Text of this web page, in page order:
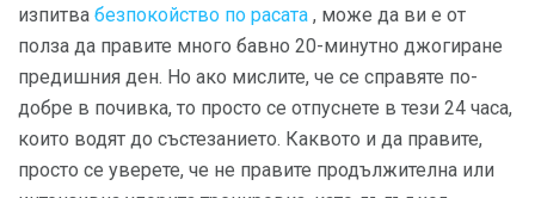
изпитва безпокойство по расата , може да ви е от
полза да правите много бавно 20-минутно джогиране
предишния ден. Но ако мислите, че се справяте по-
добре в почивка, то просто се отпуснете в тези 24 часа,
които водят до състезанието. Каквото и да правите,
просто се уверете, че не правите продължителна или